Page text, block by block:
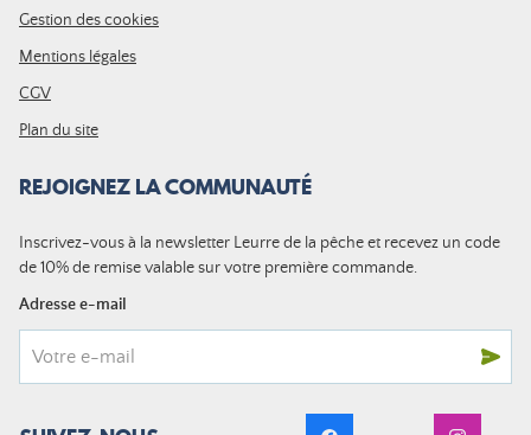
Gestion des cookies
Mentions légales
CGV
Plan du site
REJOIGNEZ LA COMMUNAUTÉ
Inscrivez-vous à la newsletter Leurre de la pêche et recevez un code
de 10% de remise valable sur votre première commande.
Adresse e-mail